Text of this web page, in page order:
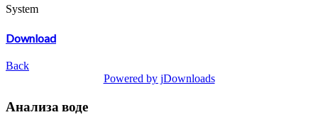
System
Download
Back
Powered by jDownloads
Анализа воде